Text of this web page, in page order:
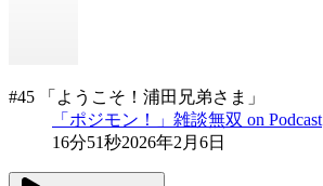
#45 「ようこそ！浦田兄弟さま」
「ポジモン！」雑談無双 on Podcast
16分51秒2026年2月6日